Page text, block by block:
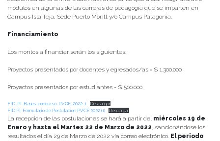
módulos en algunas de las carreras de pedagogía que se imparten en
Campus Isla Teja, Sede Puerto Montt y/o Campus Patagonia.
Financiamiento
Los montos a financiar serán los siguientes:
Proyectos presentados por docentes y egresados/as = $ 1.300.000
Proyectos presentados por estudiantes = $ 500.000
FID-PI-Bases-concurso-PVCE-2022-1
Descargar
FID PI, Formulario de Postulacion PVCE 2022 (1)
Descargar
La recepción de las postulaciones se hará a partir del miércoles 19 de
Enero y hasta el Martes 22 de Marzo de 2022, sancionándose los
resultados el día 29 de Marzo de 2022 vía correo electrónico. El periodo